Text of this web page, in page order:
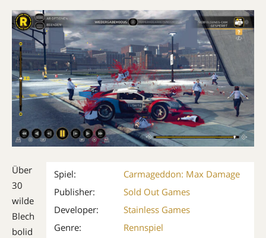
Spiel:
Carmageddon: Max Damage
Publisher:
Sold Out Games
Developer:
Stainless Games
Genre:
Rennspiel
Über
30
wilde
Blech
bolid